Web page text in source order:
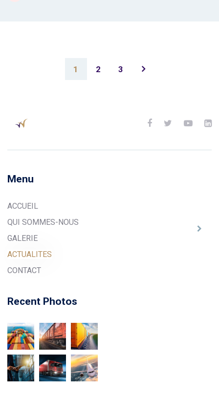
1 2 3
Menu
ACCUEIL
QUI SOMMES-NOUS
GALERIE
ACTUALITES
CONTACT
Recent Photos